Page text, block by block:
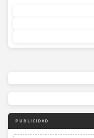
PUBLICIDAD